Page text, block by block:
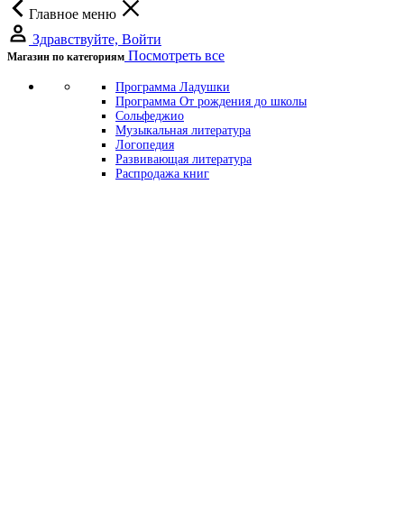
Главное меню
Здравствуйте, Войти
Магазин по категориям Посмотреть все
Программа Ладушки
Программа От рождения до школы
Сольфеджио
Музыкальная литература
Логопедия
Развивающая литература
Распродажа книг